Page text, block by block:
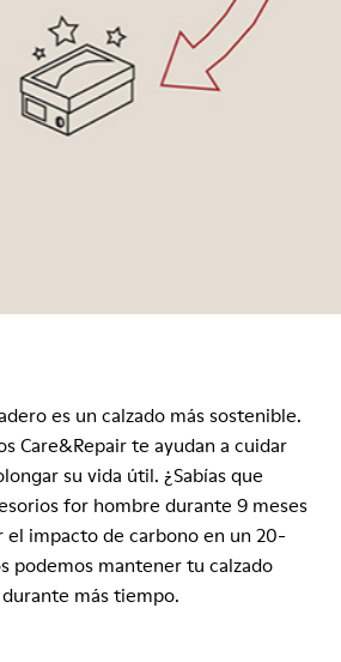
es un calzado más sostenible.
Care&Repair te ayudan a cuidar
su vida útil. ¿Sabías que
for hombre durante 9 meses
el impacto de carbono en un 20-
podemos mantener tu calzado
más tiempo.